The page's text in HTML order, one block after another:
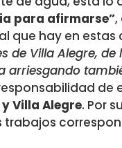
para afirmarse”,
que hay en estas
de Villa Alegre,
arriesgando
Villa Alegre. Por